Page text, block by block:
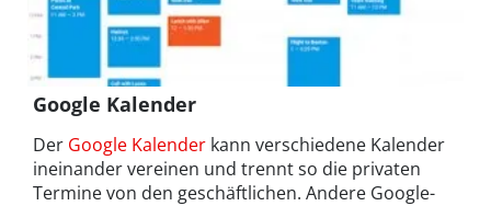
Google Kalender
Der Google Kalender kann verschiedene Kalender
ineinander vereinen und trennt so die privaten
Termine von den geschäftlichen. Andere Google-